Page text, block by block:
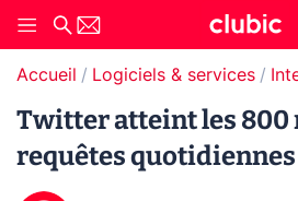
Accueil Logiciels & services
Twitter atteint les 800
requêtes quotidiennes